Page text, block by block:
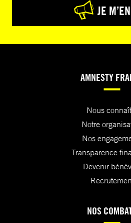
JE
AMNESTY
Nous
Notre
Nos
Transparence
Devenir
NOS